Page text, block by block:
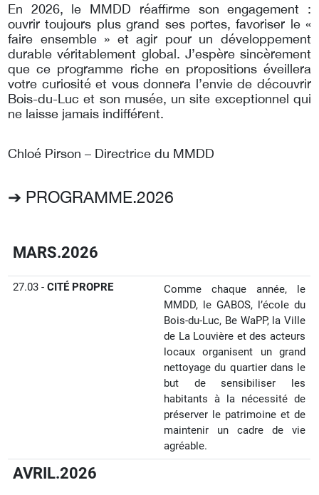
En 2026, le MMDD réaffirme son engagement :
ouvrir toujours plus grand ses portes, favoriser le «
faire ensemble » et agir pour un développement
durable véritablement global. J’espère sincèrement
que ce programme riche en propositions éveillera
votre curiosité et vous donnera l’envie de découvrir
Bois-du-Luc et son musée, un site exceptionnel qui
ne laisse jamais indifférent.
Chloé Pirson – Directrice du MMDD
➔ PROGRAMME.2026
MARS.2026
27.03 -CITÉ PROPRE
Comme chaque année, le
MMDD, le GABOS, l’école du
Bois-du-Luc, Be WaPP, la Ville
de La Louvière et des acteurs
locaux organisent un grand
nettoyage du quartier dans le
but de sensibiliser les
habitants à la nécessité de
préserver le patrimoine et de
maintenir un cadre de vie
agréable.
AVRIL.2026